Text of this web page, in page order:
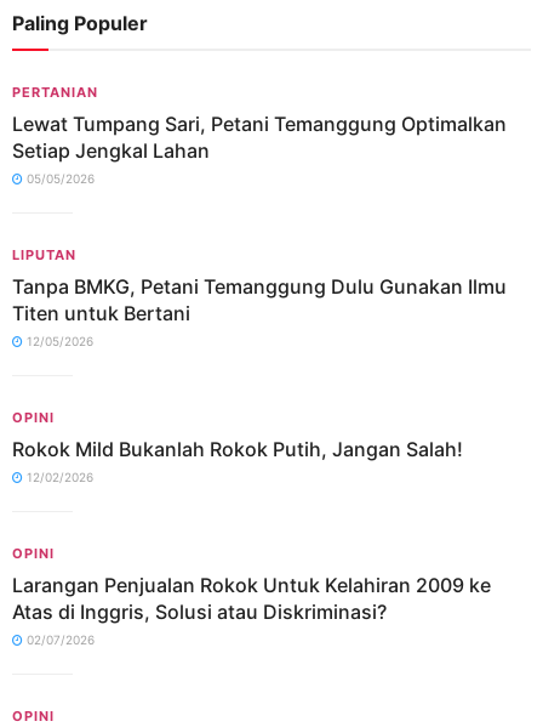
Paling Populer
PERTANIAN
Lewat Tumpang Sari, Petani Temanggung Optimalkan
Setiap Jengkal Lahan
05/05/2026
LIPUTAN
Tanpa BMKG, Petani Temanggung Dulu Gunakan Ilmu
Titen untuk Bertani
12/05/2026
OPINI
Rokok Mild Bukanlah Rokok Putih, Jangan Salah!
12/02/2026
OPINI
Larangan Penjualan Rokok Untuk Kelahiran 2009 ke
Atas di Inggris, Solusi atau Diskriminasi?
02/07/2026
OPINI